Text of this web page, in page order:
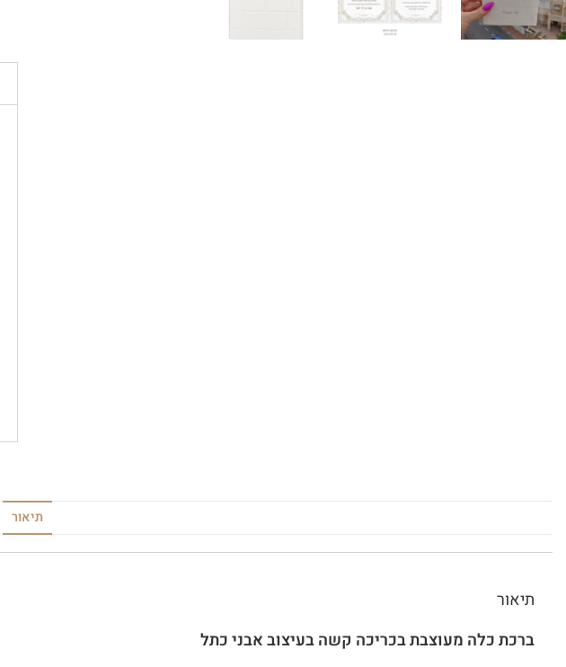
תיאור
תיאור
ברכת כלה מעוצבת בכריכה קשה בעיצוב אבני כתל